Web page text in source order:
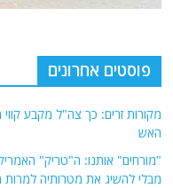
פוסטים אחרונים
מקורות זרים: כך צה"ל מקבע
האש
"מורחים" אותנו: ה"טריק"
מבלי להשיג את מטרותיה